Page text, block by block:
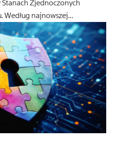
Stanach Zjednoczonych
Według najnowszej…